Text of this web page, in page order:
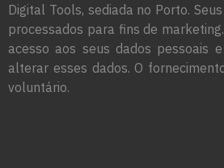
Digital Tools, sediada no Porto.
processados para fins de
acesso aos seus dados pessoais
alterar esses dados. O
voluntário.